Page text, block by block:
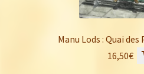
Manu Lods : Quai
16,50€